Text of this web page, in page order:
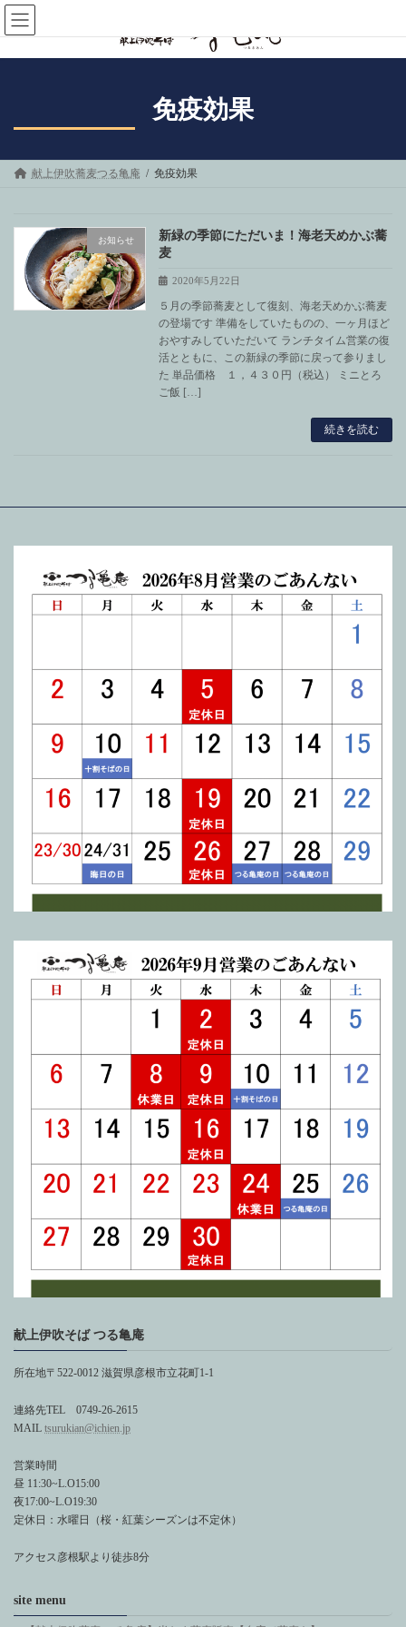
コ
ン
テ
ン
ナ
ビ
ゲ
ー
免疫効果
献上伊吹蕎麦つる亀庵 免疫効果
お知らせ
新緑の季節にただいま！海老天めかぶ蕎
麦
2020年5月22日
５月の季節蕎麦として復刻、海老天めかぶ蕎麦
の登場です 準備をしていたものの、一ヶ月ほど
おやすみしていただいて ランチタイム営業の復
活とともに、この新緑の季節に戻って参りまし
た 単品価格 １，４３０円（税込） ミニとろ
ご飯 […]
続きを読む
献上伊吹そば つる亀庵
所在地〒522-0012 滋賀県彦根市立花町1-1
連絡先TEL 0749-26-2615
MAIL tsurukian@ichien.jp
営業時間
昼 11:30~L.O15:00
夜17:00~L.O19:30
定休日：水曜日（桜・紅葉シーズンは不定休）
アクセス彦根駅より徒歩8分
site menu